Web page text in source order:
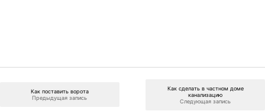
Как поставить ворота
Предыдущая запись
Как сделать в частном доме
канализацию
Следующая запись